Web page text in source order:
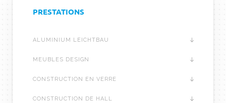
PRESTATIONS
ALUMINIUM LEICHTBAU
MEUBLES DESIGN
CONSTRUCTION EN VERRE
CONSTRUCTION DE HALL